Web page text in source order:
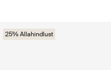
25% Allahindlust